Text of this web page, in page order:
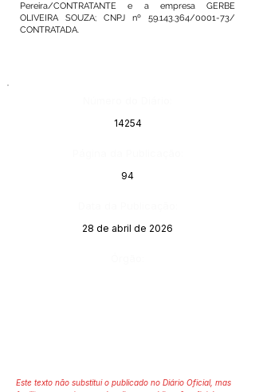
Pereira/CONTRATANTE e a empresa GERBE
OLIVEIRA SOUZA; CNPJ nº 59.143.364/0001-73/
CONTRATADA.
14254
94
28 de abril de 2026
Este texto não substitui o publicado no Diário Oficial, mas